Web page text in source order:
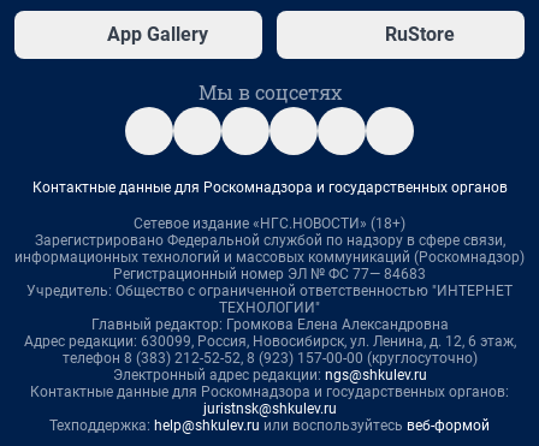
App Gallery RuStore
Мы в соцсетях
Контактные данные для Роскомнадзора и государственных органов
Сетевое издание «НГС.НОВОСТИ» (18+)
Зарегистрировано Федеральной службой по надзору в сфере связи,
информационных технологий и массовых коммуникаций (Роскомнадзор)
Регистрационный номер ЭЛ № ФС 77— 84683
Учредитель: Общество с ограниченной ответственностью "ИНТЕРНЕТ
ТЕХНОЛОГИИ"
Главный редактор: Громкова Елена Александровна
Адрес редакции: 630099, Россия, Новосибирск, ул. Ленина, д. 12, 6 этаж,
телефон 8 (383) 212-52-52, 8 (923) 157-00-00 (круглосуточно)
Электронный адрес редакции: ngs@shkulev.ru
Контактные данные для Роскомнадзора и государственных органов:
juristnsk@shkulev.ru
Техподдержка: help@shkulev.ru или воспользуйтесь веб-формой